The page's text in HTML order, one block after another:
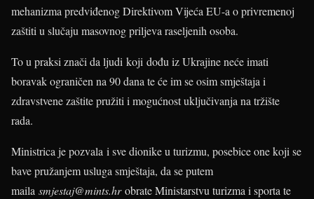
mehanizma predviđenog Direktivom Vijeća EU-a o privremenoj
zaštiti u slučaju masovnog priljeva raseljenih osoba.
To u praksi znači da ljudi koji dođu iz Ukrajine neće imati
boravak ograničen na 90 dana te će im se osim smještaja i
zdravstvene zaštite pružiti i mogućnost uključivanja na tržište
rada.
Ministrica je pozvala i sve dionike u turizmu, posebice one koji se
bave pružanjem usluga smještaja, da se putem
maila smjestaj@mints.hrobrate Ministarstvu turizma i sporta te